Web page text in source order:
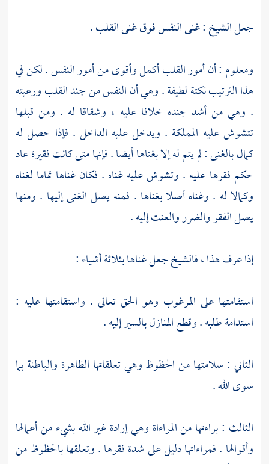
جعل الشيخ : غنى النفس فوق غنى القلب .
ومعلوم : أن أمور القلب أكمل وأقوى من أمور النفس . لكن في
هذا الترتيب نكتة لطيفة . وهي أن النفس من جند القلب ورعيته
. وهي من أشد جنده خلافا عليه ، وشقاقا له . ومن قبلها
تتشوش عليه المملكة . ويدخل عليه الداخل . فإذا حصل له
كمال بالغنى : لم يتم له إلا بغناها أيضا . فإنها متى كانت فقيرة عاد
حكم فقرها عليه . وتشوش عليه غناه . فكان غناها تماما لغناه
وكمالا له . وغناه أصلا بغناها . فمنه يصل الغنى إليها . ومنها
يصل الفقر والضرر والعنت إليه .
إذا عرف هذا ، فالشيخ جعل غناها بثلاثة أشياء :
استقامتها على المرغوب وهو الحق تعالى . واستقامتها عليه :
استدامة طلبه . وقطع المنازل بالسير إليه .
الثاني : سلامتها من الحظوظ وهي تعلقاتها الظاهرة والباطنة بما
سوى الله .
الثالث : براءتها من المراءاة وهي إرادة غير الله بشيء من أعمالها
وأقوالها . فمراءاتها دليل على شدة فقرها . وتعلقها بالحظوظ من